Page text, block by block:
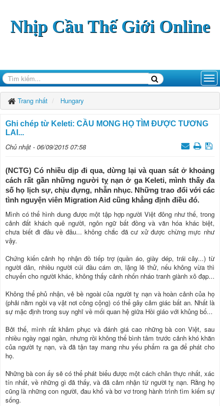
Nhịp Cầu Thế Giới Online
Trang nhất Hungary
Ghi chép từ Keleti: CẦU MONG HỌ TÌM ĐƯỢC TƯƠNG
LAI...
Chủ nhật - 06/09/2015 07:58
(NCTG) Có nhiều dịp đi qua, dừng lại và quan sát ở khoảng
cách rất gần những người tỵ nạn ở ga Keleti, mình thấy đa
số họ lịch sự, chịu đựng, nhẫn nhục. Những trao đổi với các
tình nguyện viên Migration Aid cũng khẳng định điều đó.
Mình có thể hình dung được một tập hợp người Việt đông như thế, trong
cảnh đất khách quê người, ngôn ngữ bất đồng và văn hóa khác biệt,
chưa biết đi đâu về đâu... không chắc đã cư xử được chừng mực như
vậy.
Chứng kiến cảnh họ nhận đồ tiếp trợ (quần áo, giày dép, trái cây...) từ
người dân, nhiều người cúi đầu cám ơn, lặng lẽ thử, nếu không vừa thì
chuyển cho người khác, không thấy cảnh nhốn nháo tranh giành xô đạp...
Không thể phủ nhận, vẻ bề ngoài của người tỵ nạn và hoàn cảnh của họ
(phải nằm ngồi vạ vật nơi công cộng) có thể gây cảm giác bất an. Nhất là
sự mặc định trong suy nghĩ về mối quan hệ giữa Hồi giáo với khủng bố...
Bởi thế, mình rất khâm phục và đánh giá cao những bà con Việt, sau
nhiều ngày ngại ngần, nhưng rồi không thể bình tâm trước cảnh khó khăn
của người tỵ nạn, và đã tận tay mang nhu yếu phẩm ra ga để phát cho
họ.
Những bà con ấy sẽ có thể phát biểu được một cách chân thực nhất, xác
tín nhất, về những gì đã thấy, và đã cảm nhận từ người tỵ nạn. Rằng họ
cũng là những con người, đau khổ và bơ vơ trong hành trình tìm kiếm sự
sống.